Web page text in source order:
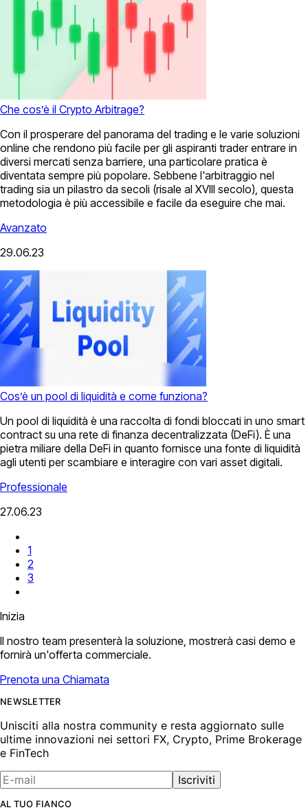
Che cos’è il Crypto Arbitrage?
Con il prosperare del panorama del trading e le varie soluzioni
online che rendono più facile per gli aspiranti trader entrare in
diversi mercati senza barriere, una particolare pratica è
diventata sempre più popolare. Sebbene l'arbitraggio nel
trading sia un pilastro da secoli (risale al XVIII secolo), questa
metodologia è più accessibile e facile da eseguire che mai.
Avanzato
29.06.23
Cos’è un pool di liquidità e come funziona?
Un pool di liquidità è una raccolta di fondi bloccati in uno smart
contract su una rete di finanza decentralizzata (DeFi). È una
pietra miliare della DeFi in quanto fornisce una fonte di liquidità
agli utenti per scambiare e interagire con vari asset digitali.
Professionale
27.06.23
1
2
3
Inizia
Il nostro team presenterà la soluzione, mostrerà casi demo e
fornirà un'offerta commerciale.
Prenota una Chiamata
NEWSLETTER
Unisciti alla nostra community e resta aggiornato sulle
ultime innovazioni nei settori FX, Crypto, Prime Brokerage
e FinTech
Iscriviti
AL TUO FIANCO